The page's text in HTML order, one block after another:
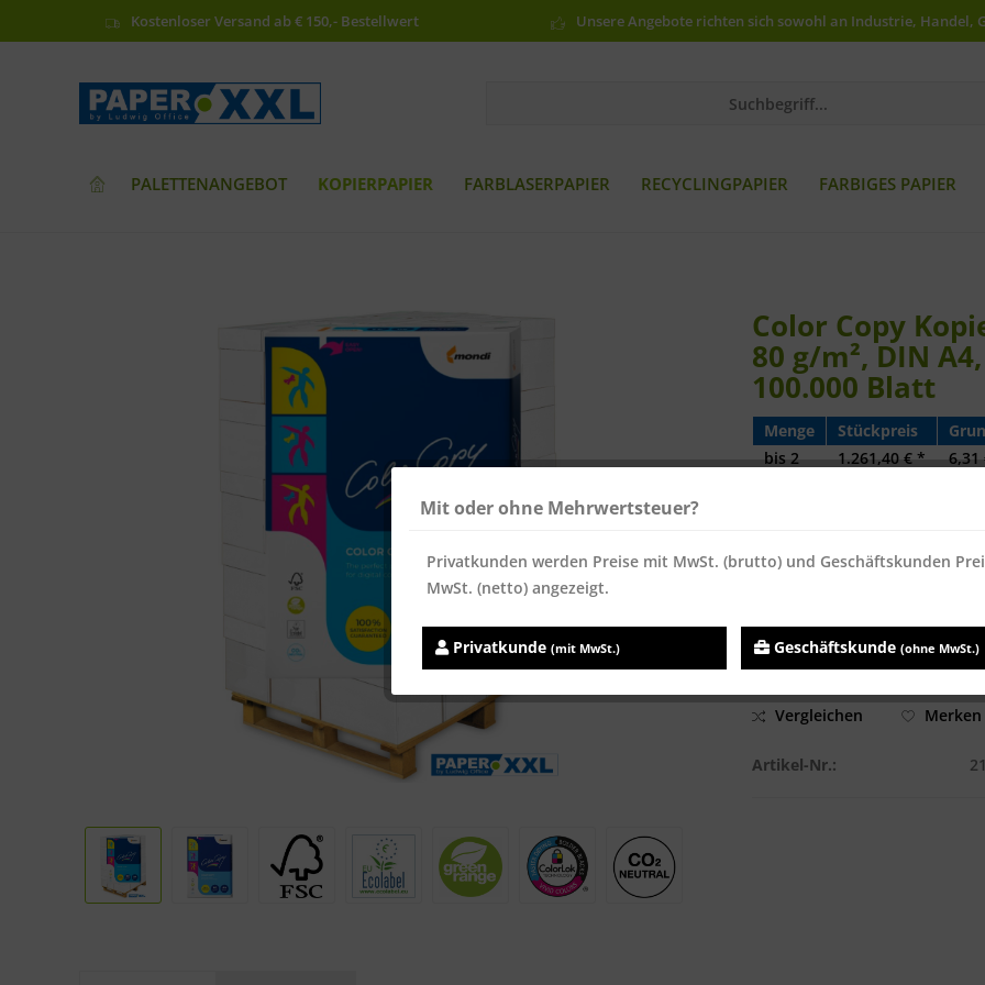
Kostenloser Versand ab € 150,- Bestellwert Unsere Angebote richten sich sowohl an Industrie, Handel,
PALETTENANGEBOT KOPIERPAPIER FARBLASERPAPIER RECYCLINGPAPIER FARBIGES PAPIER
Color Copy
80 g/m², DIN
100.000 Blatt
Menge Stückpreis
bis 2 1.261,40 € *
Preise inkl. MwSt.zzgl.
Sofort versandfertig,
Vergleichen Merken
Artikel-Nr.:
Mit oder ohne Mehrwertsteuer?
Privatkunden werden Preise mit MwSt. (brutto) und Geschäftskunden
MwSt. (netto) angezeigt.
Privatkunde (mit MwSt.) Geschäftskunde (ohne MwSt.)